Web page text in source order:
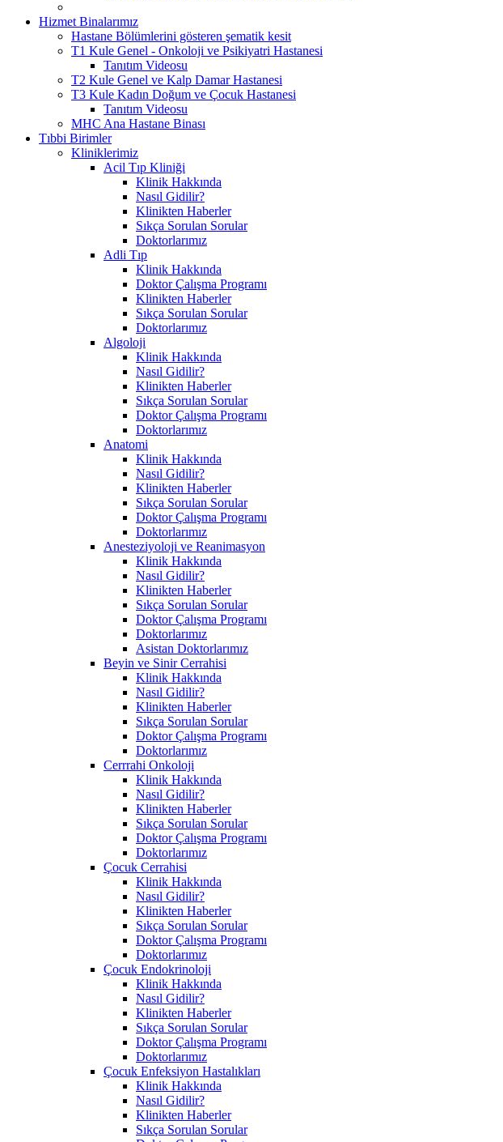
Hizmet Binalarımız
Hastane Bölümlerini gösteren şematik kesit
T1 Kule Genel - Onkoloji ve Psikiyatri Hastanesi
Tanıtım Videosu
T2 Kule Genel ve Kalp Damar Hastanesi
T3 Kule Kadın Doğum ve Çocuk Hastanesi
Tanıtım Videosu
MHC Ana Hastane Binası
Tıbbi Birimler
Kliniklerimiz
Acil Tıp Kliniği
Klinik Hakkında
Nasıl Gidilir?
Klinikten Haberler
Sıkça Sorulan Sorular
Doktorlarımız
Adli Tıp
Klinik Hakkında
Doktor Çalışma Programı
Klinikten Haberler
Sıkça Sorulan Sorular
Doktorlarımız
Algoloji
Klinik Hakkında
Nasıl Gidilir?
Klinikten Haberler
Sıkça Sorulan Sorular
Doktor Çalışma Programı
Doktorlarımız
Anatomi
Klinik Hakkında
Nasıl Gidilir?
Klinikten Haberler
Sıkça Sorulan Sorular
Doktor Çalışma Programı
Doktorlarımız
Anesteziyoloji ve Reanimasyon
Klinik Hakkında
Nasıl Gidilir?
Klinikten Haberler
Sıkça Sorulan Sorular
Doktor Çalışma Programı
Doktorlarımız
Asistan Doktorlarımız
Beyin ve Sinir Cerrahisi
Klinik Hakkında
Nasıl Gidilir?
Klinikten Haberler
Sıkça Sorulan Sorular
Doktor Çalışma Programı
Doktorlarımız
Cerrrahi Onkoloji
Klinik Hakkında
Nasıl Gidilir?
Klinikten Haberler
Sıkça Sorulan Sorular
Doktor Çalışma Programı
Doktorlarımız
Çocuk Cerrahisi
Klinik Hakkında
Nasıl Gidilir?
Klinikten Haberler
Sıkça Sorulan Sorular
Doktor Çalışma Programı
Doktorlarımız
Çocuk Endokrinoloji
Klinik Hakkında
Nasıl Gidilir?
Klinikten Haberler
Sıkça Sorulan Sorular
Doktor Çalışma Programı
Doktorlarımız
Çocuk Enfeksiyon Hastalıkları
Klinik Hakkında
Nasıl Gidilir?
Klinikten Haberler
Sıkça Sorulan Sorular